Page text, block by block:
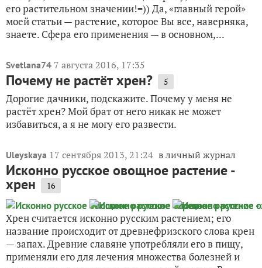
его растительном значении!=)) Да, «главный герой»
моей статьи — растение, которое Вы все, наверняка,
знаете. Сфера его применения — в основном,...
Svetlana74 7 августа 2016, 17:35
Почему не растёт хрен? 5
Дорогие дачники, подскажите. Почему у меня не
растёт хрен? Мой брат от него никак не может
избавиться, а я не могу его развести.
Uleyskaya 17 сентября 2013, 21:24 в личный журнал
Исконно русское овощное растение -
хрен 16
Хрен считается исконно русским растением; его
название происходит от древнефризского слова крен
— запах. Древние славяне употребляли его в пищу,
применяли его для лечения множества болезней и